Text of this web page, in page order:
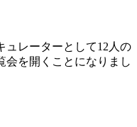
ュレーターとして12人の
会を開くことになりまし